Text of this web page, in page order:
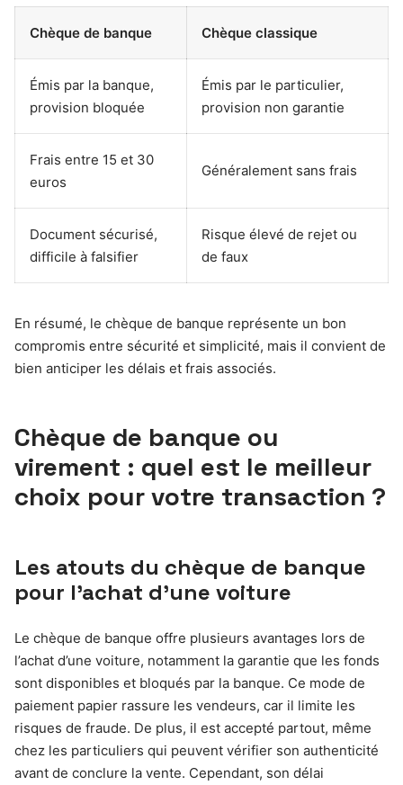
Chèque de banque Chèque classique
Émis par la banque,
provision bloquée
Émis par le particulier,
provision non garantie
Frais entre 15 et 30
euros
Généralement sans frais
Document sécurisé,
difficile à falsifier
Risque élevé de rejet ou
de faux
En résumé, le chèque de banque représente un bon
compromis entre sécurité et simplicité, mais il convient de
bien anticiper les délais et frais associés.
Chèque de banque ou
virement : quel est le meilleur
choix pour votre transaction ?
Les atouts du chèque de banque
pour l’achat d’une voiture
Le chèque de banque offre plusieurs avantages lors de
l’achat d’une voiture, notamment la garantie que les fonds
sont disponibles et bloqués par la banque. Ce mode de
paiement papier rassure les vendeurs, car il limite les
risques de fraude. De plus, il est accepté partout, même
chez les particuliers qui peuvent vérifier son authenticité
avant de conclure la vente. Cependant, son délai